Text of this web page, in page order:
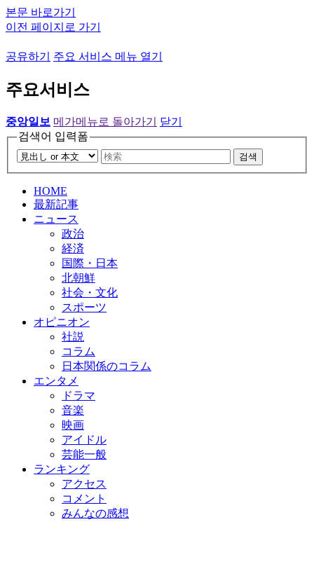
본문 바로가기
이전 페이지로 가기
공유하기 주요 서비스 메뉴 열기
주요서비스
중앙일보 메가메뉴로 돌아가기
닫기
검색어 입력폼
검색
HOME
最新記事
ニュース
政治
経済
国際・日本
北朝鮮
社会・文化
スポーツ
オピニオン
社説
コラム
日本関係のコラム
エンタメ
ドラマ
音楽
映画
アイドル
芸能一般
ランキング
アクセス
コメント
みんなの感想